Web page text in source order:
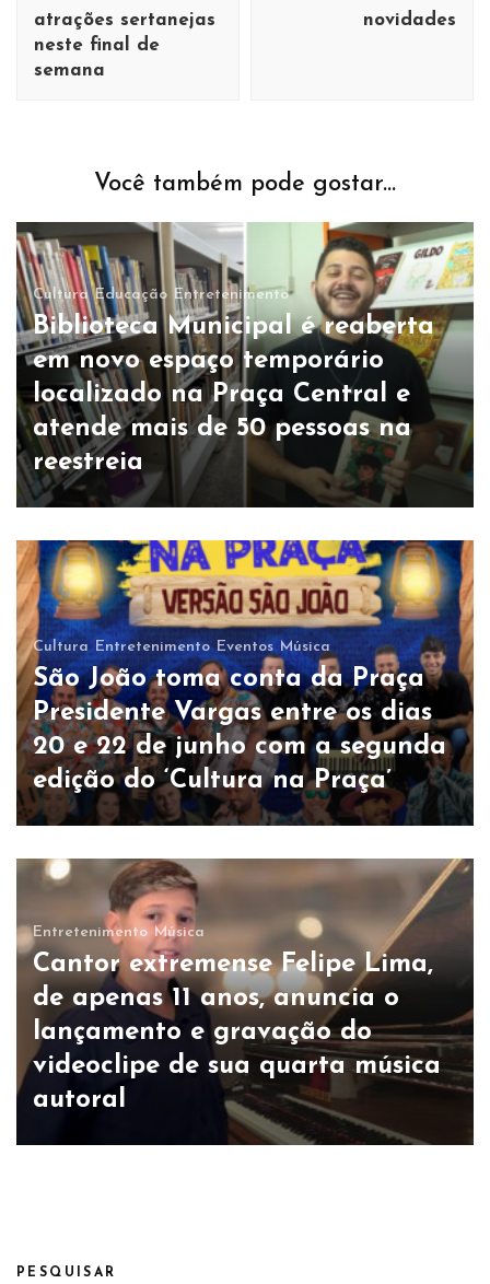
atrações sertanejas
neste final de
semana
novidades
Você também pode gostar...
Cultura Educação Entretenimento
Biblioteca Municipal é reaberta
em novo espaço temporário
localizado na Praça Central e
atende mais de 50 pessoas na
reestreia
Cultura Entretenimento Eventos Música
São João toma conta da Praça
Presidente Vargas entre os dias
20 e 22 de junho com a segunda
edição do ‘Cultura na Praça’
Entretenimento Música
Cantor extremense Felipe Lima,
de apenas 11 anos, anuncia o
lançamento e gravação do
videoclipe de sua quarta música
autoral
PESQUISAR